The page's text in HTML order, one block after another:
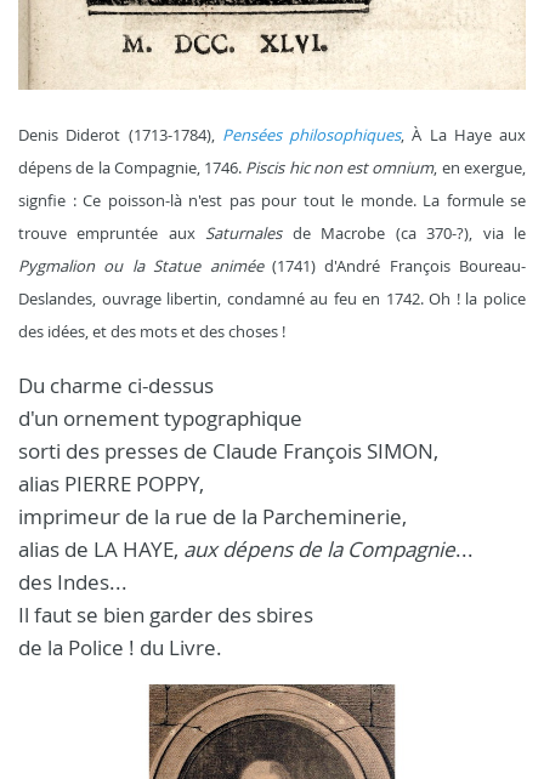
Denis Diderot (1713-1784), Pensées philosophiques, À La Haye aux
dépens de la Compagnie, 1746. Piscis hic non est omnium, en exergue,
signfie : Ce poisson-là n'est pas pour tout le monde. La formule se
trouve empruntée auxSaturnalesde Macrobe (ca 370-?), via le
Pygmalion ou la Statue animée(1741) d'André François Boureau-
Deslandes, ouvrage libertin, condamné au feu en 1742. Oh ! la police
des idées, et des mots et des choses !
Du charme ci-dessus
d'un ornement typographique
sorti des presses de Claude François SIMON,
alias PIERRE POPPY,
imprimeur de la rue de la Parcheminerie,
alias de LA HAYE, aux dépens de la Compagnie...
des Indes...
Il faut se bien garder des sbires
de la Police ! du Livre.